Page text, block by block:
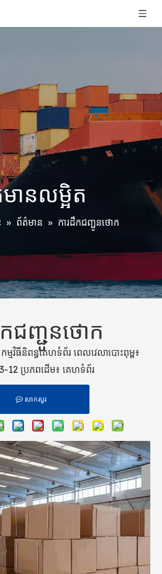
ាន​លម្អិត
» ព័ត៌មាន » ការដឹកជញ្ជូនថោក
កជញ្ជូនថោក
ម្មវិធីនិពន្ធគេហទំព័រ ពេលវេលាបោះពុម្ព៖
12 ប្រភពដើម៖ គេហទំព័រ
សាកសួរ